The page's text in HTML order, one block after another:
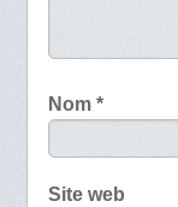
Nom *
Site web